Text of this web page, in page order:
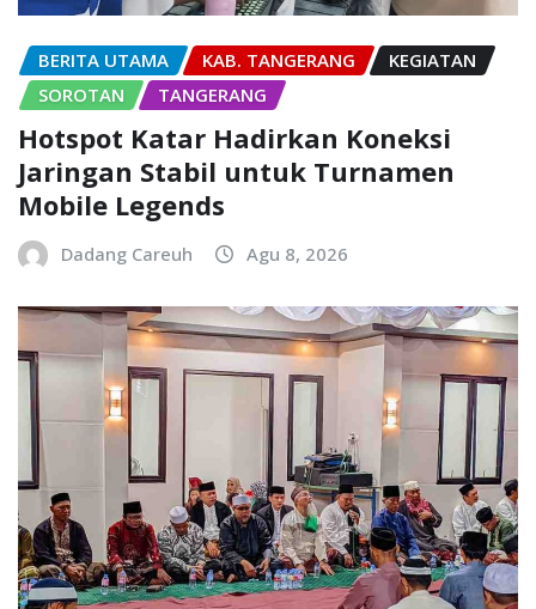
BERITA UTAMA KAB. TANGERANG
KEGIATAN
SOROTAN
TANGERANG
Hotspot Katar Hadirkan Koneksi
Jaringan Stabil untuk Turnamen
Mobile Legends
Dadang Careuh Agu 8, 2026